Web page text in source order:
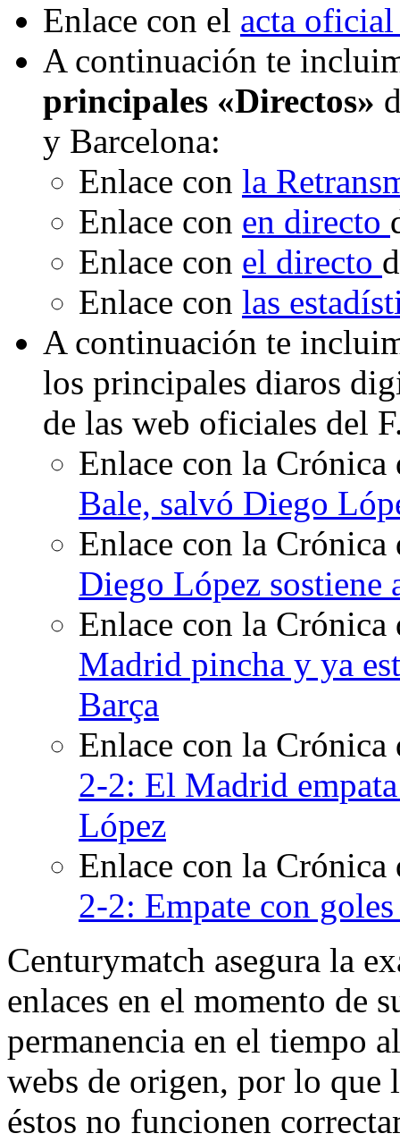
Enlace con el acta
A continuación te
principales «Directos»
y Barcelona:
Enlace con la
Enlace con en directo
Enlace con el directo
Enlace con las
A continuación te
los principales diaros
de las web oficiales del
Enlace con la
Bale, salvó Diego
Enlace con la
Diego López sostiene
Enlace con la
Madrid pincha y ya
Barça
Enlace con la
2-2: El Madrid
López
Enlace con la
2-2: Empate con
Centurymatch asegura la
enlaces en el momento de
permanencia en el tiempo
webs de origen, por lo que
éstos no funcionen